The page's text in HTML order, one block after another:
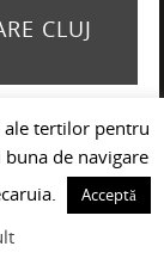
CLUJ
ale tertilor pentru
de navigare
Acceptă